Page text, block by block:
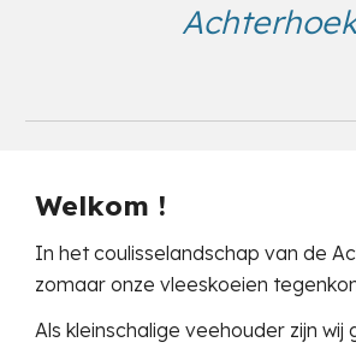
Achterhoek
Welkom !
In het coulisselandschap van de
zomaar onze vleeskoeien
Als kleinschalige veehouder zijn wij